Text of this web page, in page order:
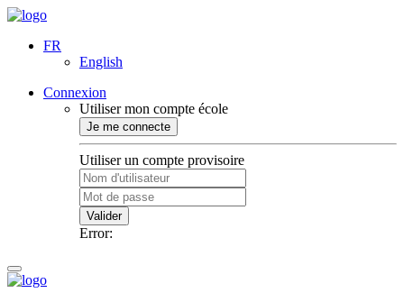
FR
English
Connexion
Utiliser mon compte école
Je me connecte
Utiliser un compte provisoire
Valider
Error: